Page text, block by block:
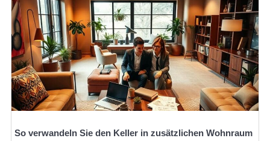
So verwandeln Sie den Keller in zusätzlichen Wohnraum